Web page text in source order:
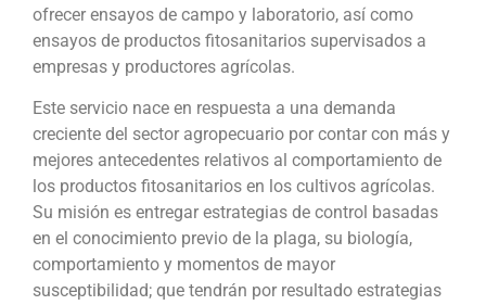
ofrecer ensayos de campo y laboratorio, así como
ensayos de productos fitosanitarios supervisados a
empresas y productores agrícolas.
Este servicio nace en respuesta a una demanda
creciente del sector agropecuario por contar con más y
mejores antecedentes relativos al comportamiento de
los productos fitosanitarios en los cultivos agrícolas.
Su misión es entregar estrategias de control basadas
en el conocimiento previo de la plaga, su biología,
comportamiento y momentos de mayor
susceptibilidad; que tendrán por resultado estrategias